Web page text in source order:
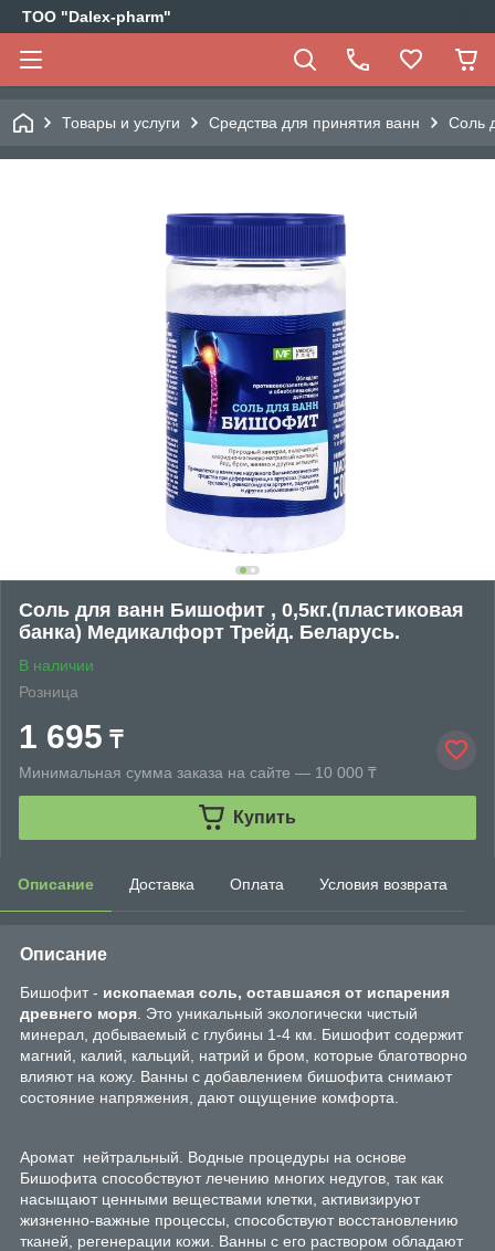
ТОО "Dalex-pharm"
Товары и услуги Средства для принятия ванн Соль
Соль для ванн Бишофит , 0,5кг.(пластиковая
банка) Медикалфорт Трейд. Беларусь.
В наличии
Розница
1 695 ₸
Минимальная сумма заказа на сайте — 10 000 ₸
Купить
Описание Доставка Оплата Условия возврата
Описание
Бишофит - ископаемая соль, оставшаяся от испарения
древнего моря . Это уникальный экологически чистый
минерал, добываемый с глубины 1-4 км. Бишофит содержит
магний, калий, кальций, натрий и бром, которые благотворно
влияют на кожу. Ванны с добавлением бишофита снимают
состояние напряжения, дают ощущение комфорта.
Аромат нейтральный. Водные процедуры на основе
Бишофита способствуют лечению многих недугов, так как
насыщают ценными веществами клетки, активизируют
жизненно-важные процессы, способствуют восстановлению
тканей, регенерации кожи. Ванны с его раствором обладают